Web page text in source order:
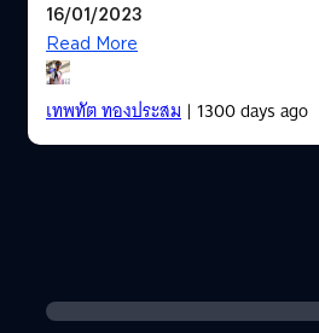
16/01/2023
Read More
เทพทัต ทองประสม| 1300 days ago